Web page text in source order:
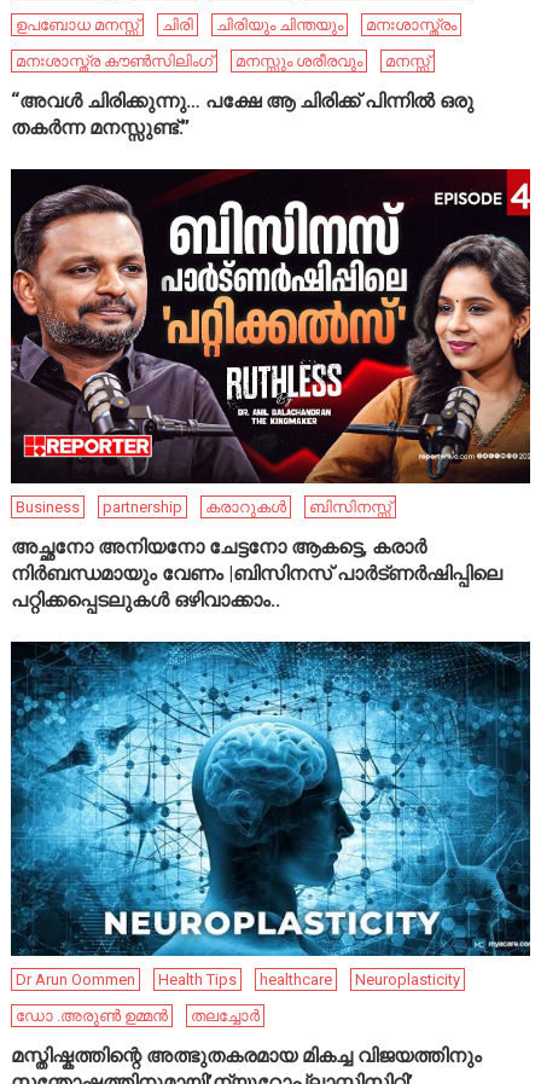
ഉപബോധ മനസ്സ്
ചിരി ചിരിയും ചിന്തയും
മനഃശാസ്ത്രം
മനഃശാസ്ത്ര കൗൺസിലിംഗ്
മനസ്സും ശരീരവും മനസ്സ്
“അവൾ ചിരിക്കുന്നു… പക്ഷേ ആ ചിരിക്ക് പിന്നിൽ ഒരു
തകർന്ന മനസ്സുണ്ട്.”
Business partnership കരാറുകൾ ബിസിനസ്സ്
അച്ഛനോ അനിയനോ ചേട്ടനോ ആകട്ടെ, കരാർ
നിർബന്ധമായും വേണം |ബിസിനസ് പാർട്ണർഷിപ്പിലെ
പറ്റിക്കപ്പെടലുകൾ ഒഴിവാക്കാം..
Dr Arun Oommen Health Tips healthcare
Neuroplasticity
ഡോ .അരുൺ ഉമ്മൻ
തലച്ചോർ
മസ്തിഷ്കത്തിന്റെ അത്ഭുതകരമായ മികച്ച വിജയത്തിനും